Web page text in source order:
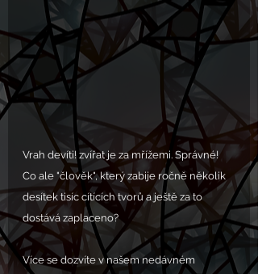
Vrah devíti! zvířat je za mřížemi. Správné!
Co ale "člověk", který zabije ročně několik
desítek tisíc cítících tvorů a ještě za to
dostává zaplaceno?
Více se dozvíte v našem nedávném